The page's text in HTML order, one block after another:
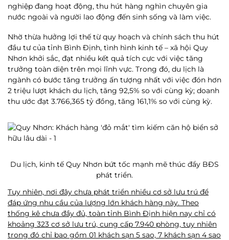
nghiệp đang hoạt động, thu hút hàng nghìn chuyên gia
nước ngoài và người lao động đến sinh sống và làm việc.
Nhờ thừa hưởng lợi thế từ quy hoạch và chính sách thu hút
đầu tư của tỉnh Bình Định, tình hình kinh tế – xã hội Quy
Nhơn khởi sắc, đạt nhiều kết quả tích cực với việc tăng
trưởng toàn diện trên mọi lĩnh vực. Trong đó, du lịch là
ngành có bước tăng trưởng ấn tượng nhất với việc đón hơn
2 triệu lượt khách du lịch, tăng 92,5% so với cùng kỳ; doanh
thu ước đạt 3.766,365 tỷ đồng, tăng 161,1% so với cùng kỳ.
Du lịch, kinh tế Quy Nhơn bứt tốc mạnh mẽ thúc đẩy BĐS
phát triển.
Tuy nhiên, nơi đây chưa phát triển nhiều cơ sở lưu trú để
đáp ứng nhu cầu của lượng lớn khách hàng này. Theo
thống kê chưa đầy đủ, toàn tỉnh Bình Định hiện nay chỉ có
khoảng 323 cơ sở lưu trú, cung cấp 7.940 phòng, tuy nhiên
trong đó chỉ bao gồm 01 khách sạn 5 sao, 7 khách sạn 4 sao